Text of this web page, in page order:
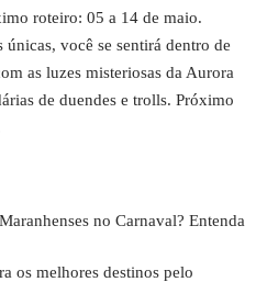
roteiro: 05 a 14 de maio.
únicas, você se sentirá dentro de
as luzes misteriosas da Aurora
de duendes e trolls. Próximo
no Carnaval? Entenda
os melhores destinos pelo